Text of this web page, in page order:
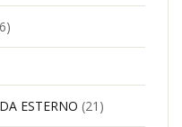
ESTERNO (21)